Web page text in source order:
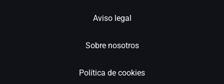
Aviso legal
Sobre nosotros
Política de cookies